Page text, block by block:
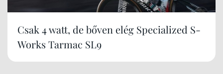
Csak 4 watt, de bőven elég Specialized S-
Works Tarmac SL9